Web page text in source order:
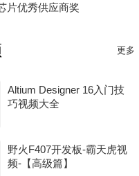
片优秀供应商奖
更多
Altium Designer 16入门技
巧视频大全
野火F407开发板-霸天虎视
频-【高级篇】